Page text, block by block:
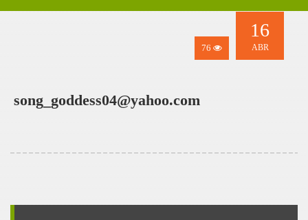
76
16
ABR
song_goddess04@yahoo.com